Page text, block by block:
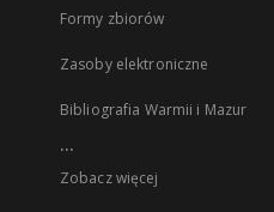
Formy zbiorów
Zasoby elektroniczne
Bibliografia Warmii i Mazur
...
Zobacz więcej